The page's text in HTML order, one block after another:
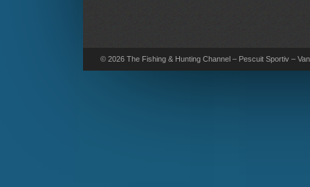
© 2026 The Fishing & Hunting Channel – Pescuit Sportiv –